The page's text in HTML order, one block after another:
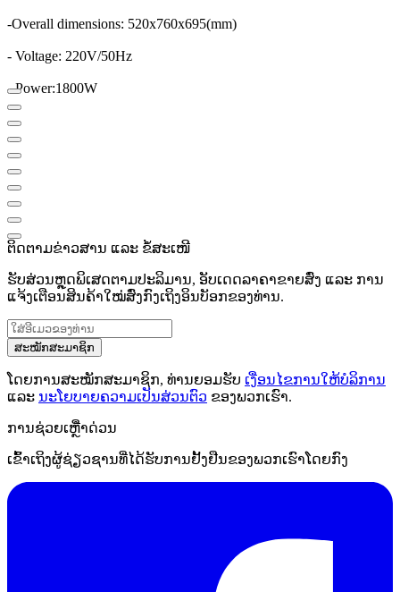
-Overall dimensions: 520x760x695(mm)
- Voltage: 220V/50Hz
- Power:1800W
ຕິດຕາມຂ່າວສານ ແລະ ຂໍ້ສະເໜີ
ຮັບສ່ວນຫຼຸດພິເສດຕາມປະລິມານ, ອັບເດດລາຄາຂາຍສົ່ງ ແລະ ການ
ແຈ້ງເຕືອນສິນຄ້າໃໝ່ສົ່ງກົງເຖິງອິນບັອກຂອງທ່ານ.
ສະໝັກສະມາຊິກ
ໂດຍການສະໝັກສະມາຊິກ, ທ່ານຍອມຮັບ ເງື່ອນໄຂການໃຫ້ບໍລິການ
ແລະ ນະໂຍບາຍຄວາມເປັນສ່ວນຕົວ ຂອງພວກເຮົາ.
ການຊ່ວຍເຫຼືໍາດ່ວນ
ເຂົ້າເຖິງຜູ້ຊ່ຽວຊານທີ່ໄດ້ຮັບການຢັ້ງຢືນຂອງພວກເຮົາໂດຍກົງ